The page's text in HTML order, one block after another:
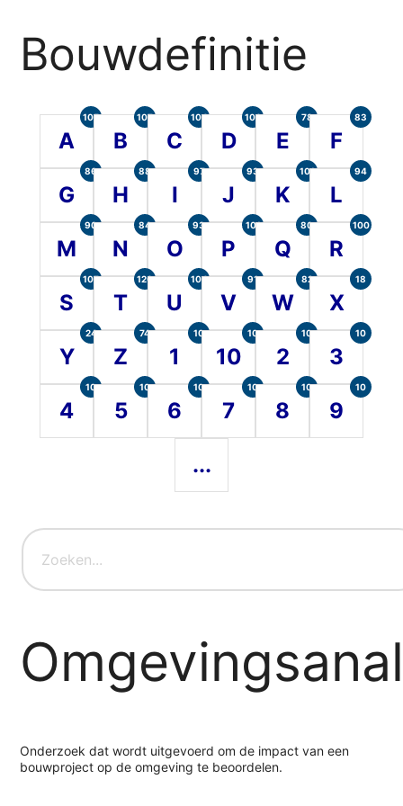
Bouwdefinitie
A
105
B
107
C
104
D
100
E
78
F
83
G
86
H
88
I
97
J
93
K
101
L
94
M
90
N
84
O
93
P
101
Q
80
R
100
S
107
T
120
U
104
V
91
W
82
X
18
Y
24
Z
74
1
10
10
10
2
10
3
10
4
10
5
10
6
10
7
10
8
10
9
10
...
Onderzoek dat wordt uitgevoerd om de impact van een
bouwproject op de omgeving te beoordelen.